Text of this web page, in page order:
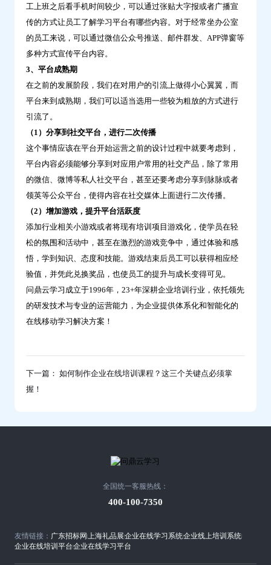
工上班之后看手机时间较少，可以通过张贴大字报或者广播宣
传的方式让员工了解学习平台有哪些内容。对于经常坐办公室
的员工来说，可以通过微信公众号推送、邮件群发、APP弹窗等
多种方式宣传平台内容。
3、平台成熟期
在之前的发展阶段，我们在对用户的引流上做得小心翼翼，而
平台来到成熟期，我们可以适当选用一些较为粗放的方式进行
引流了。
（1）分享到社交平台，进行二次传播
这个事情应该在平台开始运营之前的设计过程中就要考虑到，
平台内容必须能够分享到对应用户常用的社交产品，除了常用
的微信、微博等私人社交平台，甚至还要考虑分享到脉脉或者
领英等公众平台，使得内容在社交媒体上面进行二次传播。
（2）增加游戏，提升平台活跃度
添加行业相关小游戏或者将现有培训项目游戏化，使学员在轻
松的氛围和活动中，甚至在激烈的游戏竞争中，通过体验和感
悟，学到知识、态度和技能。游戏结束后员工可以获得相应经
验值，并凭此兑换奖品，也使员工的提升与成长变得可见。
问鼎云学习成立于1996年，23+年深耕企业培训行业，依托领先
的研发技术与专业的运营能力，为企业提供体系化和智能化的
在线移动学习解决方案！
下一篇： 如何制作企业在线培训课程？这三个关键点必须掌
握！
友情链接： 广东招标网 上海礼品展企业在线学习系统企业线上培训系统
企业在线培训平台企业在线学习平台
全国统一客服热线：
400-100-7350